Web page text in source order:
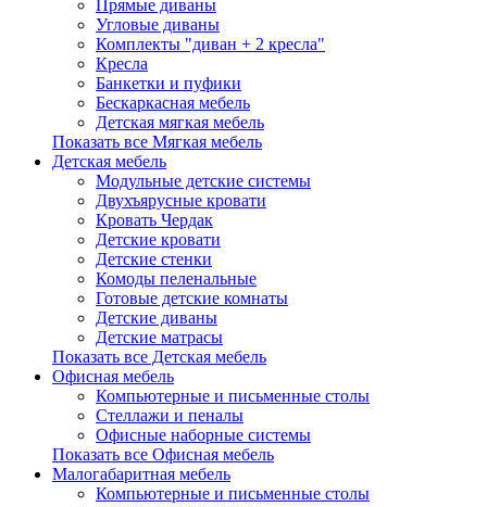
Прямые диваны
Угловые диваны
Комплекты "диван + 2 кресла"
Кресла
Банкетки и пуфики
Бескаркасная мебель
Детская мягкая мебель
Показать все Мягкая мебель
Детская мебель
Модульные детские системы
Двухъярусные кровати
Кровать Чердак
Детские кровати
Детские стенки
Комоды пеленальные
Готовые детские комнаты
Детские диваны
Детские матрасы
Показать все Детская мебель
Офисная мебель
Компьютерные и письменные столы
Стеллажи и пеналы
Офисные наборные системы
Показать все Офисная мебель
Малогабаритная мебель
Компьютерные и письменные столы